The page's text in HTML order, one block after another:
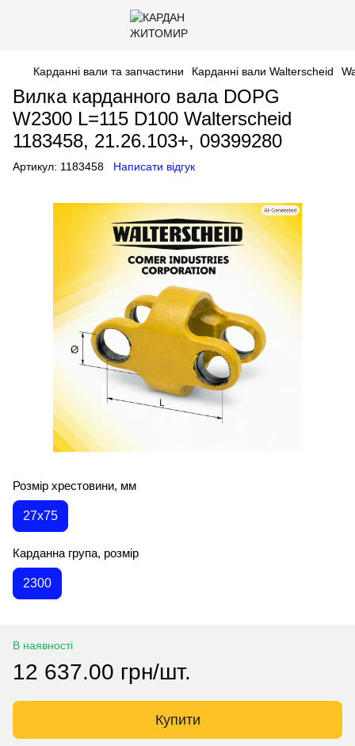
Карданні вали та запчастини Карданні вали Walterscheid
Вилка карданного вала DOPG
W2300 L=115 D100 Walterscheid
1183458, 21.26.103+, 09399280
Артикул: 1183458 Написати відгук
Розмір хрестовини, мм
27х75
Карданна група, розмір
2300
В наявності
12 637.00 грн/шт.
Купити